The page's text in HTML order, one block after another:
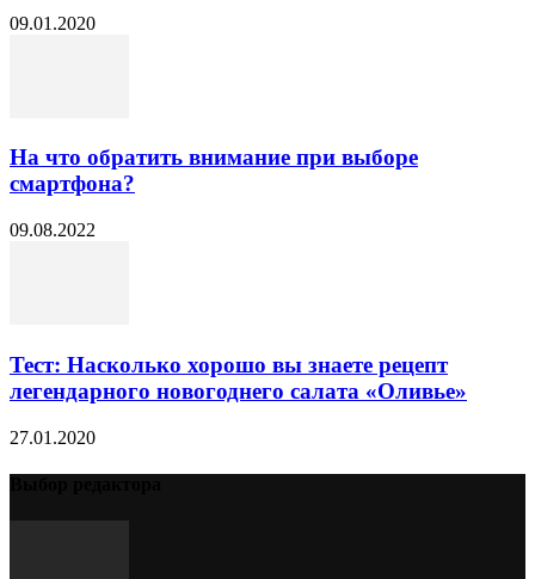
09.01.2020
На что обратить внимание при выборе
смартфона?
09.08.2022
Тест: Насколько хорошо вы знаете рецепт
легендарного новогоднего салата «Оливье»
27.01.2020